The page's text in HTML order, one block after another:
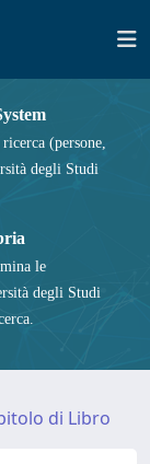
(persone,
degli Studi
le
degli Studi
di Libro